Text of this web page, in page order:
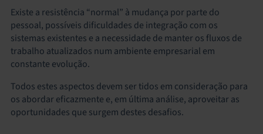
Existe a resistência “normal” à mudança por parte do
pessoal, possíveis dificuldades de integração com os
sistemas existentes e a necessidade de manter os fluxos de
trabalho atualizados num ambiente empresarial em
constante evolução.
Todos estes aspectos devem ser tidos em consideração para
os abordar eficazmente e, em última análise, aproveitar as
oportunidades que surgem destes desafios.